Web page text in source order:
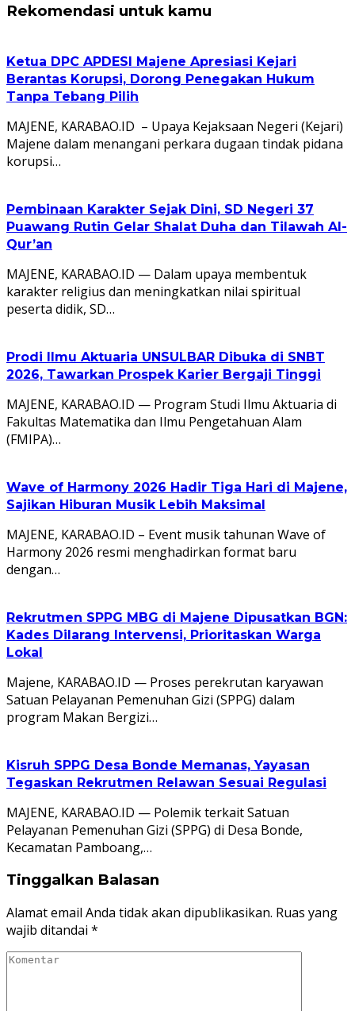
Rekomendasi untuk kamu
Ketua DPC APDESI Majene Apresiasi Kejari
Berantas Korupsi, Dorong Penegakan Hukum
Tanpa Tebang Pilih
MAJENE, KARABAO.ID – Upaya Kejaksaan Negeri (Kejari)
Majene dalam menangani perkara dugaan tindak pidana
korupsi…
Pembinaan Karakter Sejak Dini, SD Negeri 37
Puawang Rutin Gelar Shalat Duha dan Tilawah Al-
Qur’an
MAJENE, KARABAO.ID — Dalam upaya membentuk
karakter religius dan meningkatkan nilai spiritual
peserta didik, SD…
Prodi Ilmu Aktuaria UNSULBAR Dibuka di SNBT
2026, Tawarkan Prospek Karier Bergaji Tinggi
MAJENE, KARABAO.ID — Program Studi Ilmu Aktuaria di
Fakultas Matematika dan Ilmu Pengetahuan Alam
(FMIPA)…
Wave of Harmony 2026 Hadir Tiga Hari di Majene,
Sajikan Hiburan Musik Lebih Maksimal
MAJENE, KARABAO.ID – Event musik tahunan Wave of
Harmony 2026 resmi menghadirkan format baru
dengan…
Rekrutmen SPPG MBG di Majene Dipusatkan BGN:
Kades Dilarang Intervensi, Prioritaskan Warga
Lokal
Majene, KARABAO.ID — Proses perekrutan karyawan
Satuan Pelayanan Pemenuhan Gizi (SPPG) dalam
program Makan Bergizi…
Kisruh SPPG Desa Bonde Memanas, Yayasan
Tegaskan Rekrutmen Relawan Sesuai Regulasi
MAJENE, KARABAO.ID — Polemik terkait Satuan
Pelayanan Pemenuhan Gizi (SPPG) di Desa Bonde,
Kecamatan Pamboang,…
Tinggalkan Balasan
Alamat email Anda tidak akan dipublikasikan. Ruas yang
wajib ditandai *